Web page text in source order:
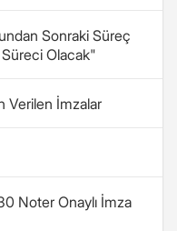
Sonraki Süreç
Olacak"
Verilen İmzalar
Noter Onaylı İmza